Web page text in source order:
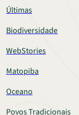
Últimas
Biodiversidade
WebStories
Matopiba
Oceano
Povos Tradicionais